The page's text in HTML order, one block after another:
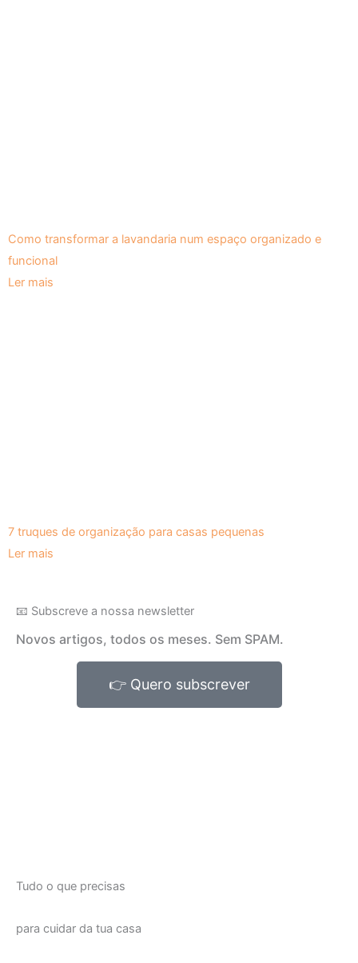
Como transformar a lavandaria num espaço organizado e
funcional
Ler mais
7 truques de organização para casas pequenas
Ler mais
📧 Subscreve a nossa newsletter
Novos artigos, todos os meses. Sem SPAM.
👉 Quero subscrever
Tudo o que precisas
para cuidar da tua casa